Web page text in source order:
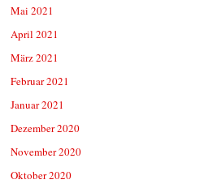
Mai 2021
April 2021
März 2021
Februar 2021
Januar 2021
Dezember 2020
November 2020
Oktober 2020